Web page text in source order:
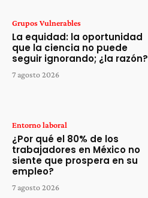
Grupos Vulnerables
La equidad: la oportunidad
que la ciencia no puede
seguir ignorando; ¿la razón?
7 agosto 2026
Entorno laboral
¿Por qué el 80% de los
trabajadores en México no
siente que prospera en su
empleo?
7 agosto 2026